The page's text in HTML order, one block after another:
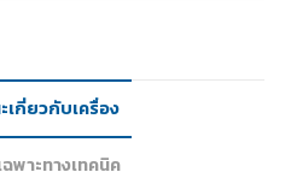
กี่ยวกับเครื่อง
าะทางเทคนิค